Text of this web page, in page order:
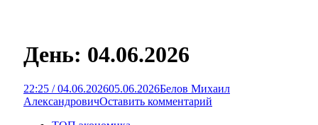
День: 04.06.2026
22:25 / 04.06.202605.06.2026Белов Михаил
АлександровичОставить комментарий